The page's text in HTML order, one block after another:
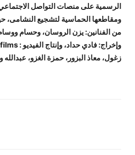
الرسمية على منصات التواصل
ومقاطعها الحماسية لتشجيع النشامى،
زغول، معاذ البزور، حمزة الغزو،